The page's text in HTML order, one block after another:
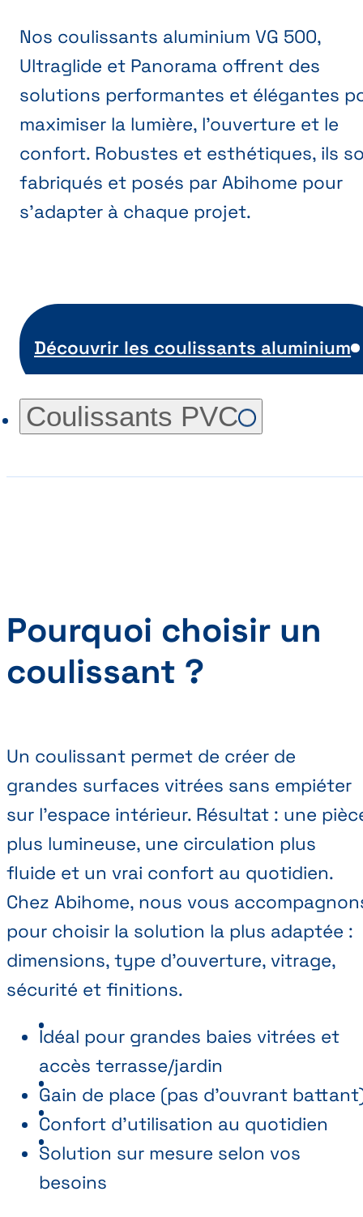
Nos coulissants aluminium VG 500,
Ultraglide et Panorama offrent des
solutions performantes et élégantes
maximiser la lumière, l’ouverture et le
confort. Robustes et esthétiques, ils
fabriqués et posés par Abihome pour
s’adapter à chaque projet.
Découvrir les coulissants aluminium
Coulissants PVC
Pourquoi choisir un
coulissant ?
Un coulissant permet de créer de
grandes surfaces vitrées sans empiéter
sur l’espace intérieur. Résultat : une
plus lumineuse, une circulation plus
fluide et un vrai confort au quotidien.
Chez Abihome, nous vous
pour choisir la solution la plus adaptée :
dimensions, type d’ouverture, vitrage,
sécurité et finitions.
Idéal pour grandes baies vitrées et
accès terrasse/jardin
Gain de place (pas d’ouvrant
Confort d’utilisation au quotidien
Solution sur mesure selon vos
besoins